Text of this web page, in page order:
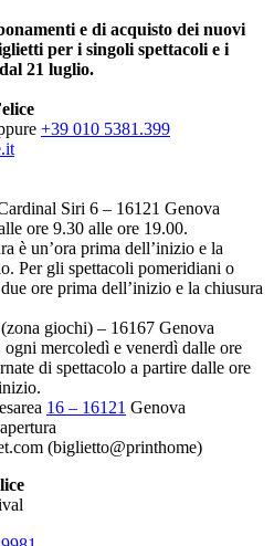
e di acquisto dei nuovi
per i singoli spettacoli e i
21 luglio.
+39 010 5381.399
Siri 6 – 16121 Genova
ore 9.30 alle ore 19.00.
è un’ora prima dell’inizio e la
Per gli spettacoli pomeridiani o
ore prima dell’inizio e la chiusura
giochi) – 16167 Genova
mercoledì e venerdì dalle ore
di spettacolo a partire dalle ore
16 – 16121 Genova
(biglietto@printhome)